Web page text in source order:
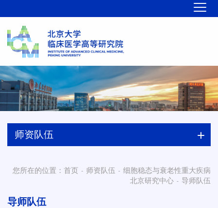
师资队伍
您所在的位置： 首页 - 师资队伍 - 细胞稳态与衰老性重大疾病
北京研究中心 - 导师队伍
导师队伍